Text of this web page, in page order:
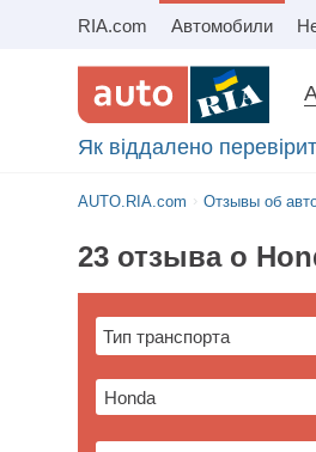
RIA.com Автомобили
Як віддалено
AUTO.RIA.com Отзывы об
23 отзыва о